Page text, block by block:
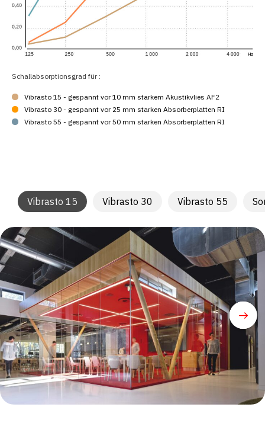
Schallabsorptionsgrad für :
Vibrasto 15 - gespannt vor 10 mm starkem Akustikvlies AF2
Vibrasto 30 - gespannt vor 25 mm starken Absorberplatten RI
Vibrasto 55 - gespannt vor 50 mm starken Absorberplatten RI
Vibrasto 15 Vibrasto 30 Vibrasto 55
Weitere Projekte mit der akustisch
wirksamen Verkleidung Vibrasto
Weitere Beispiele